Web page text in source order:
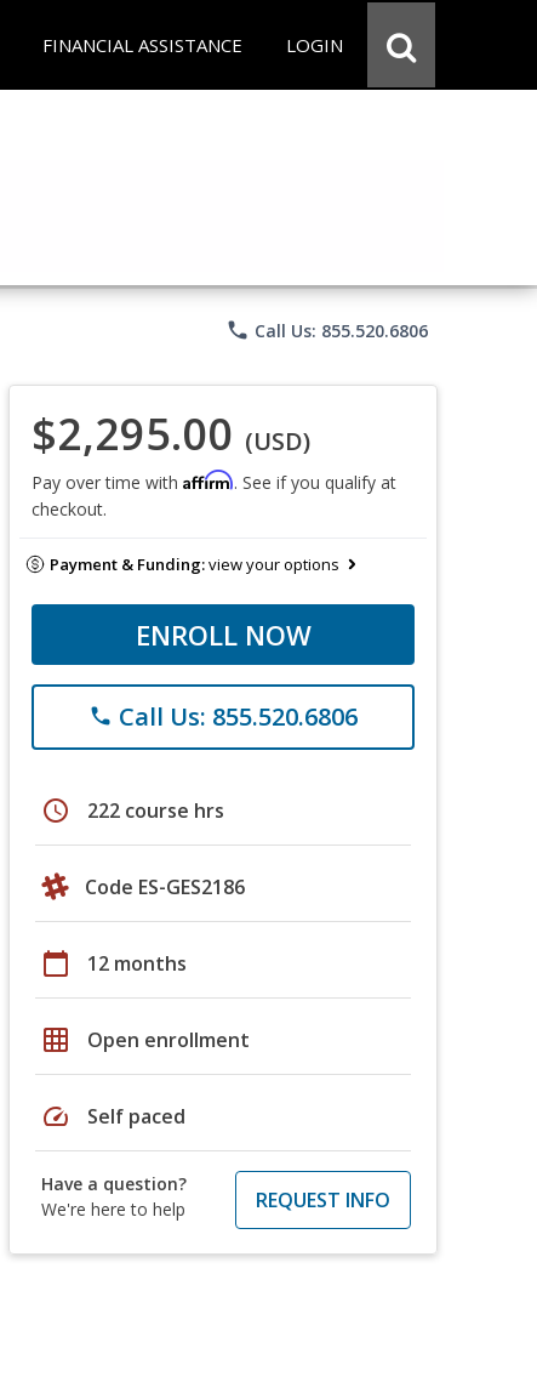
FINANCIAL ASSISTANCE LOGIN
phone Call Us: 855.520.6806
$2,295.00 (USD)
Pay over time with Affirm. See if you qualify at
checkout.
Payment & Funding:view your options
ENROLL NOW
phone Call Us: 855.520.6806
schedule 222 course hrs
Code ES-GES2186
calendar_today 12 months
grid_on Open enrollment
speed Self paced
Have a question?
We're here to help
REQUEST INFO